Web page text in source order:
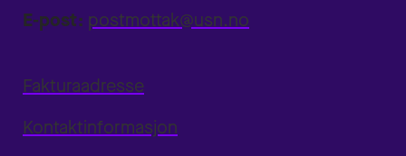
E-post: postmottak@usn.no
Fakturaadresse
Kontaktinformasjon